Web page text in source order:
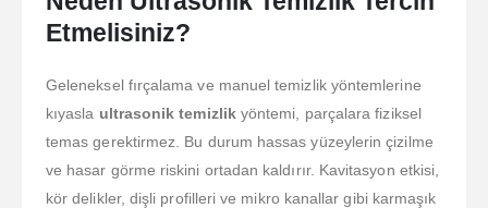
Etmelisiniz?
Geleneksel fırçalama ve manuel temizlik yöntemlerine
kıyasla ultrasonik temizlikyöntemi, parçalara fiziksel
temas gerektirmez. Bu durum hassas yüzeylerin çizilme
ve hasar görme riskini ortadan kaldırır. Kavitasyon etkisi,
kör delikler, dişli profilleri ve mikro kanallar gibi karmaşık